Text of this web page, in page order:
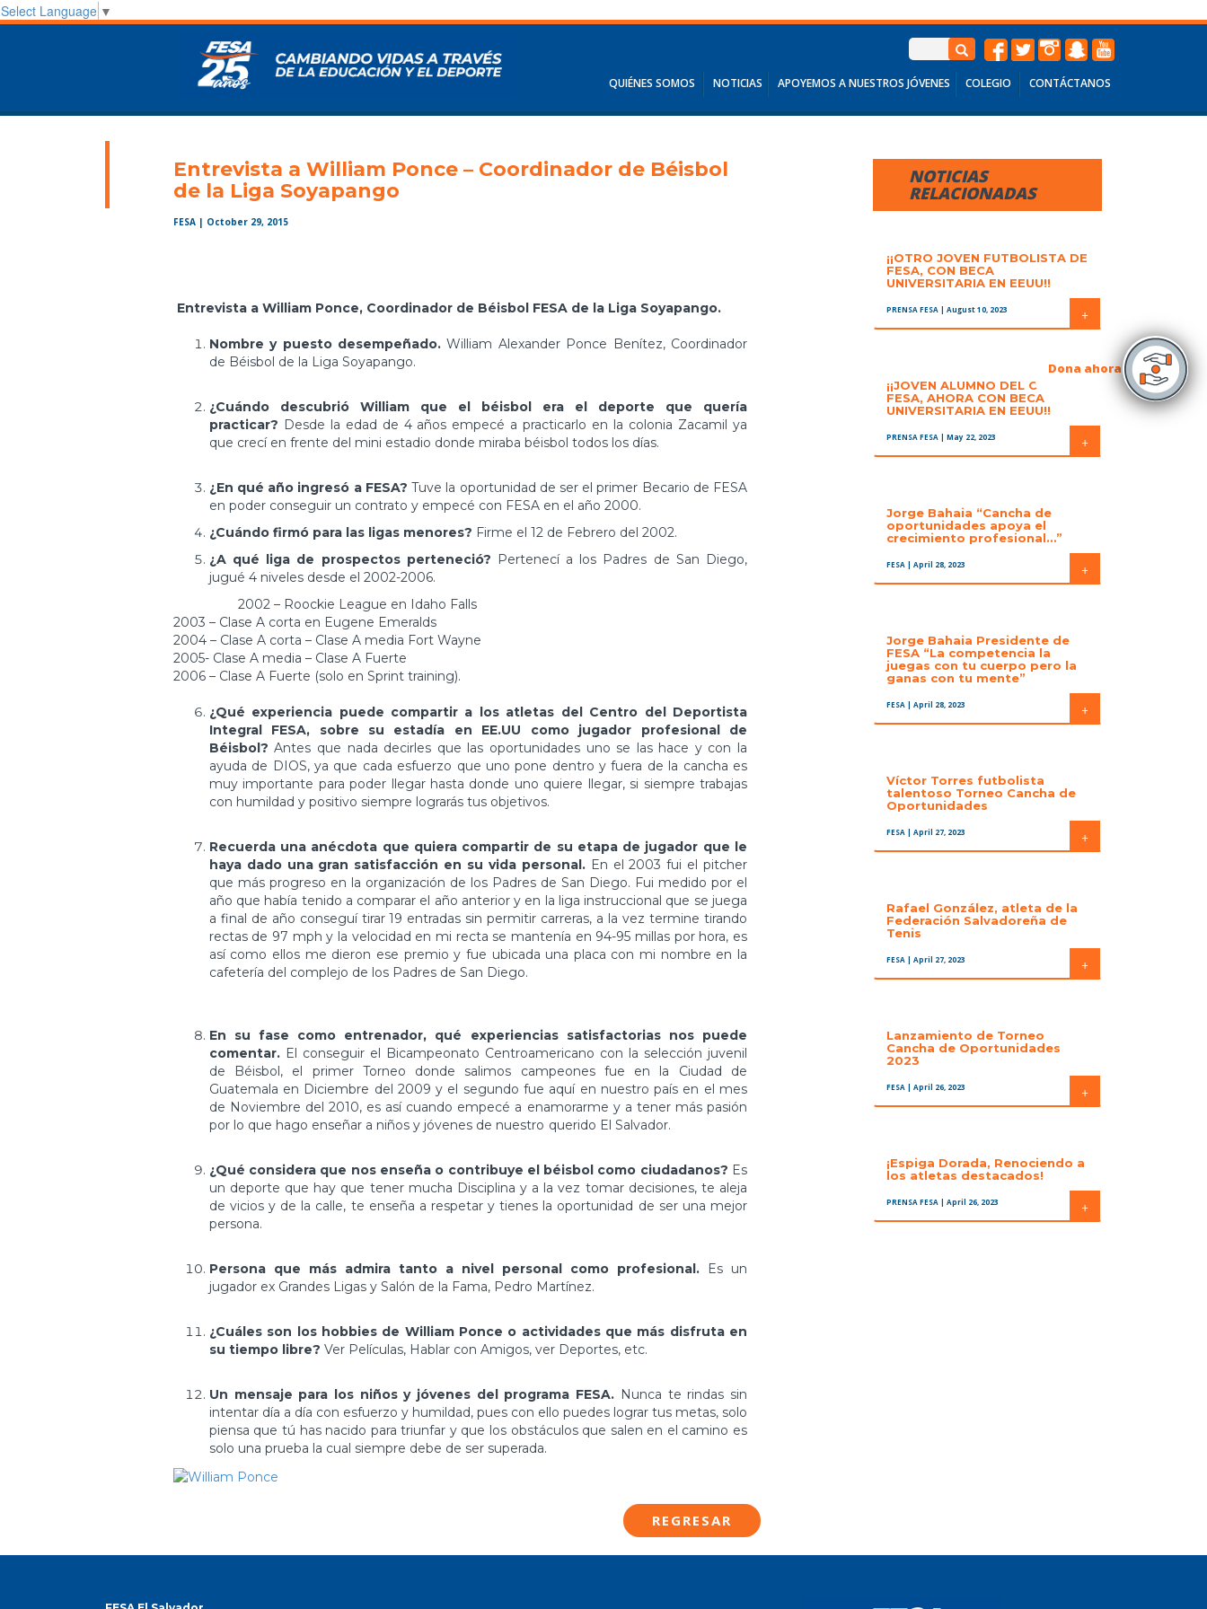
Select Language ▼
QUIÉNES SOMOS NOTICIAS APOYEMOS A NUESTROS JÓVENES COLEGIO CONTÁCTANOS
Dona ahora
Entrevista a William Ponce – Coordinador de Béisbol
de la Liga Soyapango
FESA | October 29, 2015
Entrevista a William Ponce, Coordinador de Béisbol FESA de la Liga Soyapango.
Nombre y puesto desempeñado. William Alexander Ponce Benítez, Coordinador
de Béisbol de la Liga Soyapango.
¿Cuándo descubrió William que el béisbol era el deporte que quería
practicar? Desde la edad de 4 años empecé a practicarlo en la colonia Zacamil ya
que crecí en frente del mini estadio donde miraba béisbol todos los días.
¿En qué año ingresó a FESA?Tuve la oportunidad de ser el primer Becario de FESA
en poder conseguir un contrato y empecé con FESA en el año 2000.
¿Cuándo firmó para las ligas menores? Firme el 12 de Febrero del 2002.
¿A qué liga de prospectos perteneció?
Pertenecí a los Padres de San Diego,
jugué 4 niveles desde el 2002-2006.
2002 – Roockie League en Idaho Falls
2003 – Clase A corta en Eugene Emeralds
2004 – Clase A corta – Clase A media Fort Wayne
2005- Clase A media – Clase A Fuerte
2006 – Clase A Fuerte (solo en Sprint training).
¿Qué experiencia puede compartir a los atletas del Centro del Deportista
Integral FESA, sobre su estadía en EE.UU como jugador profesional de
Béisbol?Antes que nada decirles que las oportunidades uno se las hace y con la
ayuda de DIOS, ya que cada esfuerzo que uno pone dentro y fuera de la cancha es
muy importante para poder llegar hasta donde uno quiere llegar, si siempre trabajas
con humildad y positivo siempre lograrás tus objetivos.
Recuerda una anécdota que quiera compartir de su etapa de jugador que le
haya dado una gran satisfacción en su vida personal. En el 2003 fui el pitcher
que más progreso en la organización de los Padres de San Diego. Fui medido por el
año que había tenido a comparar el año anterior y en la liga instruccional que se juega
a final de año conseguí tirar 19 entradas sin permitir carreras, a la vez termine tirando
rectas de 97 mph y la velocidad en mi recta se mantenía en 94-95 millas por hora, es
así como ellos me dieron ese premio y fue ubicada una placa con mi nombre en la
cafetería del complejo de los Padres de San Diego.
En su fase como entrenador, qué experiencias satisfactorias nos puede
comentar. El conseguir el Bicampeonato Centroamericano con la selección juvenil
de Béisbol, el primer Torneo donde salimos campeones fue en la Ciudad de
Guatemala en Diciembre del 2009 y el segundo fue aquí en nuestro país en el mes
de Noviembre del 2010, es así cuando empecé a enamorarme y a tener más pasión
por lo que hago enseñar a niños y jóvenes de nuestro querido El Salvador.
¿Qué considera que nos enseña o contribuye el béisbol como ciudadanos? Es
un deporte que hay que tener mucha Disciplina y a la vez tomar decisiones, te aleja
de vicios y de la calle, te enseña a respetar y tienes la oportunidad de ser una mejor
persona.
Persona que más admira tanto a nivel personal como profesional.
Es un
jugador ex Grandes Ligas y Salón de la Fama, Pedro Martínez.
¿Cuáles son los hobbies de William Ponce o actividades que más disfruta en
su tiempo libre? Ver Películas, Hablar con Amigos, ver Deportes, etc.
Un mensaje para los niños y jóvenes del programa FESA. Nunca te rindas sin
intentar día a día con esfuerzo y humildad, pues con ello puedes lograr tus metas, solo
piensa que tú has nacido para triunfar y que los obstáculos que salen en el camino es
solo una prueba la cual siempre debe de ser superada.
NOTICIAS
RELACIONADAS
¡¡OTRO JOVEN FUTBOLISTA DE
FESA, CON BECA
UNIVERSITARIA EN EEUU!!
PRENSA FESA | August 10, 2023 +
¡¡JOVEN ALUMNO DEL COLEGIO
FESA, AHORA CON BECA
UNIVERSITARIA EN EEUU!!
PRENSA FESA | May 22, 2023 +
Jorge Bahaia “Cancha de
oportunidades apoya el
crecimiento profesional…”
FESA | April 28, 2023 +
Jorge Bahaia Presidente de
FESA “La competencia la
juegas con tu cuerpo pero la
ganas con tu mente”
FESA | April 28, 2023 +
Víctor Torres futbolista
talentoso Torneo Cancha de
Oportunidades
FESA | April 27, 2023 +
Rafael González, atleta de la
Federación Salvadoreña de
Tenis
FESA | April 27, 2023 +
Lanzamiento de Torneo
Cancha de Oportunidades
2023
FESA | April 26, 2023 +
¡Espiga Dorada, Renociendo a
los atletas destacados!
PRENSA FESA | April 26, 2023 +
REGRESAR